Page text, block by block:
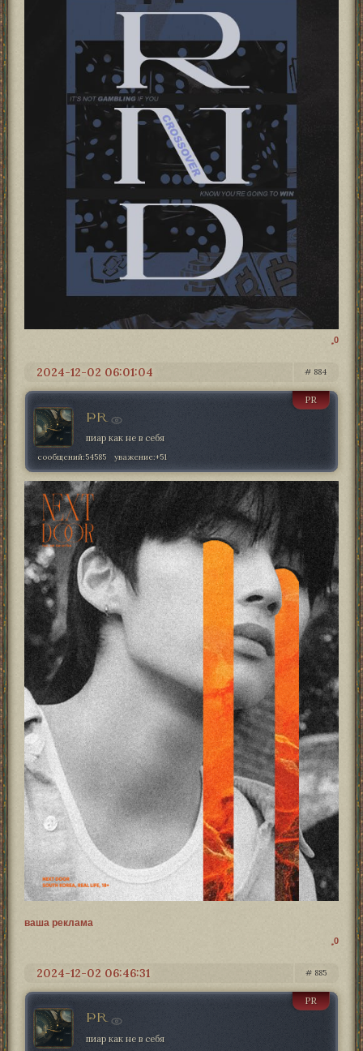
0
884
2024-12-02 06:01:04
PR
PR
пиар как не в себя
сообщений:54585 уважение:+51
ваша реклама
0
885
2024-12-02 06:46:31
PR
PR
пиар как не в себя